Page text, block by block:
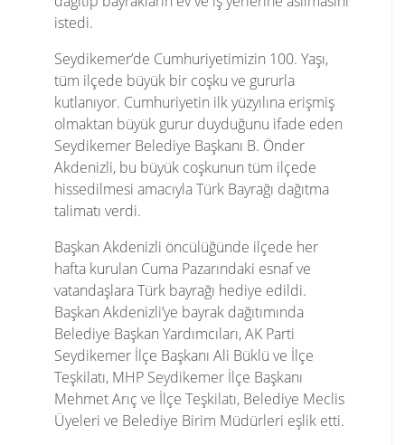
istedi.
Seydikemer’de Cumhuriyetimizin 100. Yaşı,
tüm ilçede büyük bir coşku ve gururla
kutlanıyor. Cumhuriyetin ilk yüzyılına erişmiş
olmaktan büyük gurur duyduğunu ifade eden
Seydikemer Belediye Başkanı B. Önder
Akdenizli, bu büyük coşkunun tüm ilçede
hissedilmesi amacıyla Türk Bayrağı dağıtma
talimatı verdi.
Başkan Akdenizli öncülüğünde ilçede her
hafta kurulan Cuma Pazarındaki esnaf ve
vatandaşlara Türk bayrağı hediye edildi.
Başkan Akdenizli’ye bayrak dağıtımında
Belediye Başkan Yardımcıları, AK Parti
Seydikemer İlçe Başkanı Ali Büklü ve İlçe
Teşkilatı, MHP Seydikemer İlçe Başkanı
Mehmet Arıç ve İlçe Teşkilatı, Belediye Meclis
Üyeleri ve Belediye Birim Müdürleri eşlik etti.